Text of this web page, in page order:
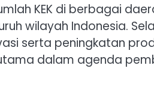
KEK di berbagai
wilayah Indonesia.
serta peningkatan
dalam agenda